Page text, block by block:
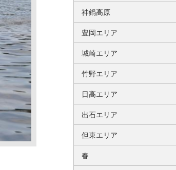
神鍋高原
豊岡エリア
城崎エリア
竹野エリア
日高エリア
出石エリア
但東エリア
春